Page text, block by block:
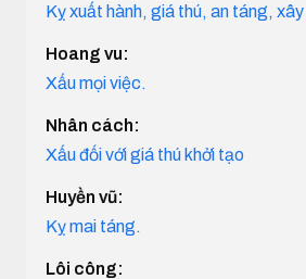
Kỵ xuất hành, giá thú, an táng,
Hoang vu:
Xấu mọi việc.
Nhân cách:
Xấu đối với giá thú khởi tạo
Huyền vũ:
Kỵ mai táng.
Lôi công: